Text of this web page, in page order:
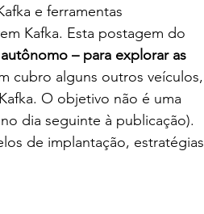
e ferramentas
Kafka. Esta postagem do
– para explorar as
cubro alguns outros veículos,
O objetivo não é uma
dia seguinte à publicação).
de implantação, estratégias